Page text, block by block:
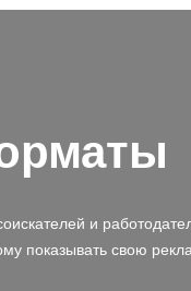
и
показывать свою